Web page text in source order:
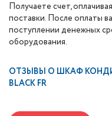
Получаете счет,
поставки. После оплаты
поступлении денежных
оборудования.
ОТЗЫВЫ О ШКАФ
BLACK FR